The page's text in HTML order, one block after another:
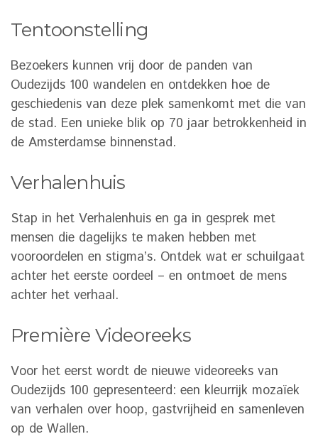
Tentoonstelling
Bezoekers kunnen vrij door de panden van
Oudezijds 100 wandelen en ontdekken hoe de
geschiedenis van deze plek samenkomt met die van
de stad. Een unieke blik op 70 jaar betrokkenheid in
de Amsterdamse binnenstad.
Verhalenhuis
Stap in het Verhalenhuis en ga in gesprek met
mensen die dagelijks te maken hebben met
vooroordelen en stigma’s. Ontdek wat er schuilgaat
achter het eerste oordeel – en ontmoet de mens
achter het verhaal.
Première Videoreeks
Voor het eerst wordt de nieuwe videoreeks van
Oudezijds 100 gepresenteerd: een kleurrijk mozaïek
van verhalen over hoop, gastvrijheid en samenleven
op de Wallen.